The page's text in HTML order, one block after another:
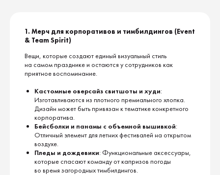
1. Мерч для корпоративов и тимбилдингов (Event
& Team Spirit)
Вещи, которые создают единый визуальный стиль
на самом празднике и остаются у сотрудников как
приятное воспоминание.
Кастомные оверсайз свитшоты и худи:
Изготавливаются из плотного премиального хлопка.
Дизайн может быть привязан к тематике конкретного
корпоратива.
Бейсболки и панамы с объемной вышивкой:
Отличный элемент для летних фестивалей на открытом
воздухе.
Пледы и дождевики: Функциональные аксессуары,
которые спасают команду от капризов погоды
во время загородных тимбилдингов.